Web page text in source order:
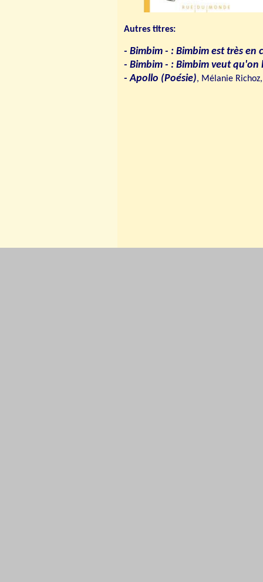
Autres titres:
- Bimbim - : Bimbim est très en
- Bimbim - : Bimbim veut qu'on
- Apollo (Poésie), Mélanie